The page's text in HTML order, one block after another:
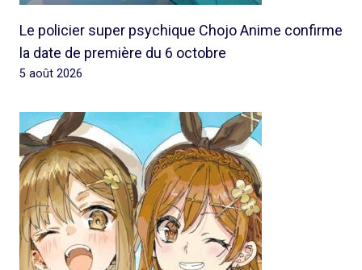
Le policier super psychique Chojo Anime confirme
la date de première du 6 octobre
5 août 2026